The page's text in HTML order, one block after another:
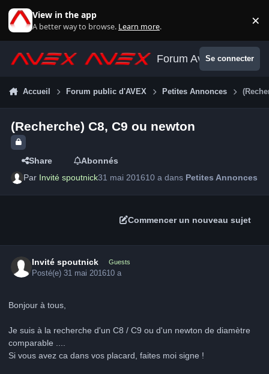
View in the app
A better way to browse. Learn more. ×
Forum AvexSe connecter
Accueil Forum public d'AVEX Petites Annonces
(Recherche) C8, C9 ou newton
Share
Abonnés
Par Invité spoutnick31 mai 201610 a dans Petites Annonces
Commencer un nouveau sujet
Invité spoutnick Guests
Posté(e)31 mai 201610 a
Bonjour à tous,
Je suis à la recherche d'un C8 / C9 ou d'un newton de diamètre
comparable ....
Si vous avez ca dans vos placard, faites moi signe !